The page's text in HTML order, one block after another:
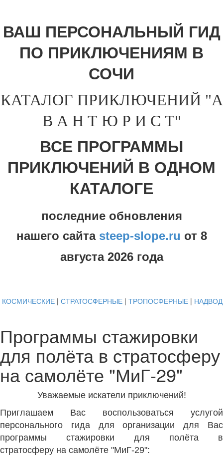
ВАШ ПЕРСОНАЛЬНЫЙ ГИД
ПО ПРИКЛЮЧЕНИЯМ В
СОЧИ
КАТАЛОГ ПРИКЛЮЧЕНИЙ "А
В А Н Т Ю Р И С Т"
ВСЕ ПРОГРАММЫ
ПРИКЛЮЧЕНИЙ В ОДНОМ
КАТАЛОГЕ
последние обновления
нашего сайта steep-slope.ru от 8
августа 2026 года
КОСМИЧЕСКИЕ | СТРАТОСФЕРНЫЕ | ТРОПОСФЕРНЫЕ |
Программы стажировки
для полёта в стратосферу
на самолёте "МиГ-29"
Уважаемые искатели приключений!
Приглашаем Вас воспользоваться услугой
персонального гида для организации для Вас
программы стажировки для полёта в
стратосферу на самолёте "МиГ-29":